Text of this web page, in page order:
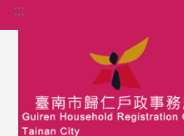
跳到主要內容區塊
:::